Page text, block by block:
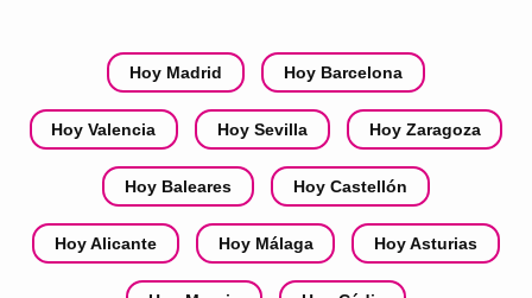
Hoy Madrid Hoy Barcelona
Hoy Valencia Hoy Sevilla Hoy Zaragoza
Hoy Baleares Hoy Castellón
Hoy Alicante Hoy Málaga Hoy Asturias